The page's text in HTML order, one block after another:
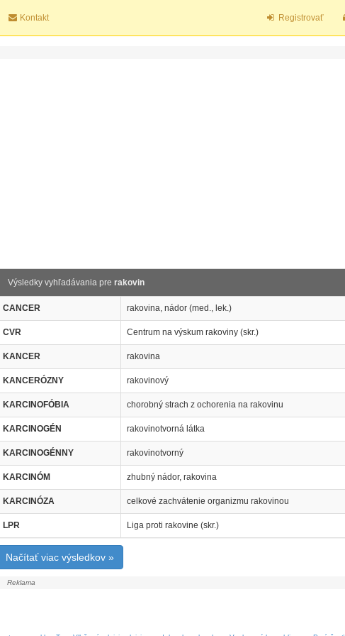
Kontakt Registrovať
Výsledky vyhľadávania pre rakovin
CANCER rakovina, nádor (med., lek.)
CVR Centrum na výskum rakoviny (skr.)
KANCER rakovina
KANCERÓZNY rakovinový
KARCINOFÓBIA chorobný strach z ochorenia na rakovinu
KARCINOGÉN rakovinotvorná látka
KARCINOGÉNNY rakovinotvorný
KARCINÓM zhubný nádor, rakovina
KARCINÓZA celkové zachvátenie organizmu rakovinou
LPR Liga proti rakovine (skr.)
Načítať viac výsledkov »